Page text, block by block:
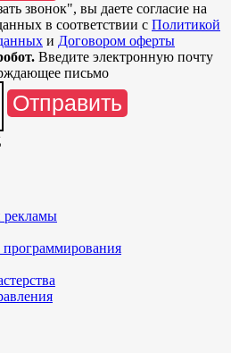
звонок", вы даете согласие на
в соответствии с Политикой
и Договором оферты
Введите электронную почту
письмо
Отправить
рекламы